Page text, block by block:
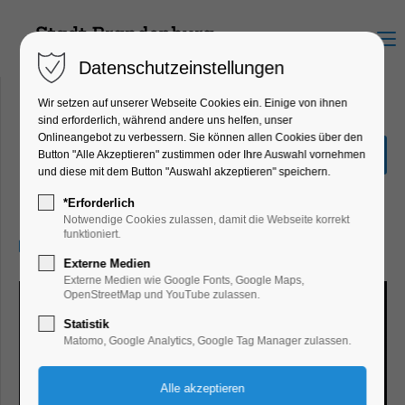
Menu
KONZERT - Lisa Zenner
mit "bossa-jazz"
Konzert, Musik
Datenschutzeinstellungen
Wir setzen auf unserer Webseite Cookies ein. Einige von ihnen
sind erforderlich, während andere uns helfen, unser
Onlineangebot zu verbessern. Sie können allen Cookies über den
Button "Alle Akzeptieren" zustimmen oder Ihre Auswahl vornehmen
und diese mit dem Button "Auswahl akzeptieren" speichern.
*Erforderlich
Notwendige Cookies zulassen, damit die Webseite korrekt
funktioniert.
Externe Medien
Externe Medien wie Google Fonts, Google Maps,
OpenStreetMap und YouTube zulassen.
Statistik
Matomo, Google Analytics, Google Tag Manager zulassen.